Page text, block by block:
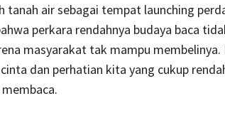
tanah air sebagai tempat launching
perkara rendahnya budaya baca
masyarakat tak mampu membelinya.
dan perhatian kita yang cukup